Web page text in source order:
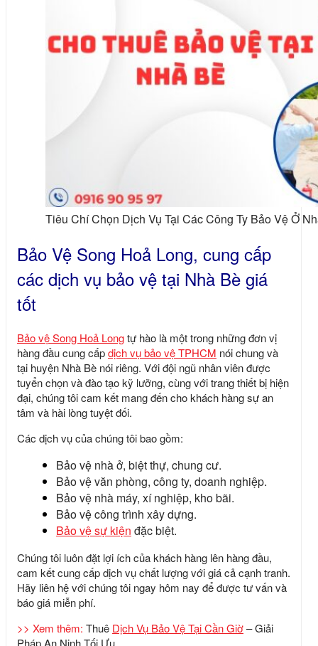
Tiêu Chí Chọn Dịch Vụ Tại Các Công Ty Bảo Vệ Ở
Bảo Vệ Song Hoả Long, cung cấp
các dịch vụ bảo vệ tại Nhà Bè giá
tốt
Bảo vệ Song Hoả Longtự hào là một trong những đơn vị
hàng đầu cung cấpdịch vụ bảo vệ TPHCM nói chung và
tại huyện Nhà Bè nói riêng. Với đội ngũ nhân viên được
tuyển chọn và đào tạo kỹ lưỡng, cùng với trang thiết bị hiện
đại, chúng tôi cam kết mang đến cho khách hàng sự an
tâm và hài lòng tuyệt đối.
Các dịch vụ của chúng tôi bao gồm:
Bảo vệ nhà ở, biệt thự, chung cư.
Bảo vệ văn phòng, công ty, doanh nghiệp.
Bảo vệ nhà máy, xí nghiệp, kho bãi.
Bảo vệ công trình xây dựng.
Bảo vệ sự kiện đặc biệt.
Chúng tôi luôn đặt lợi ích của khách hàng lên hàng đầu,
cam kết cung cấp dịch vụ chất lượng với giá cả cạnh tranh.
Hãy liên hệ với chúng tôi ngay hôm nay để được tư vấn và
báo giá miễn phí.
>> Xem thêm: Thuê Dịch Vụ Bảo Vệ Tại Cần Giờ– Giải
Pháp An Ninh Tối Ưu